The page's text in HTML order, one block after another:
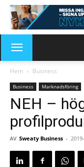
Hem Business
Business Marknadsföring
NEH –
AV Sweaty Business -